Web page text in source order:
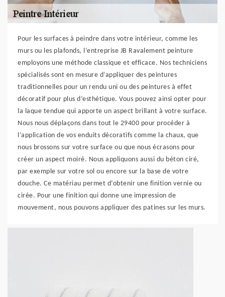
Pour les surfaces à peindre dans votre intérieur, comme les
murs ou les plafonds, l’entreprise JB Ravalement peinture
employons une méthode classique et efficace. Nos techniciens
spécialisés sont en mesure d’appliquer des peintures
traditionnelles pour un rendu uni ou des peintures à effet
décoratif pour plus d’esthétique. Vous pouvez ainsi opter pour
la laque tendue qui apporte un aspect brillant à votre surface.
Nous nous déplaçons dans tout le 29400 pour procéder à
l’application de vos enduits décoratifs comme la chaux, que
nous brossons sur votre surface ou que nous écrasons pour
créer un aspect moiré. Nous appliquons aussi du béton ciré,
par exemple sur votre sol ou encore sur la base de votre
douche. Ce matériau permet d’obtenir une finition vernie ou
cirée. Pour une finition qui donne une impression de
mouvement, nous pouvons appliquer des patines sur les murs.